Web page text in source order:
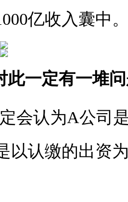
亿收入囊中
此一定有一堆
会认为A公司
以认缴的出资